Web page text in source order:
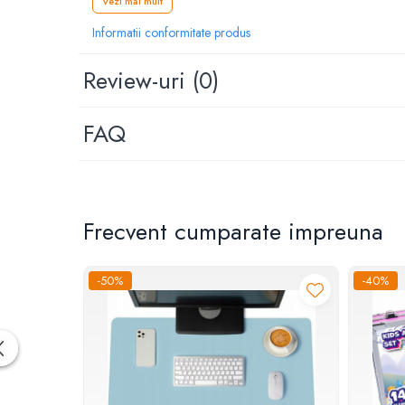
Dispozitive si Accesorii medicale
Irigatoare Bucale
Uscatoare de par
Jucarii, Copii & Bebe
Jucarii Creative
Lampi de Veghe Copii
Seturi Pictura si Desen
Vehicule si jucarii cu telecomanda
Laptop, Tablete & Telefoane
Informatii conformitate produs
Review-uri (0)
FAQ
Frecvent cumparate impreuna
-50% -40%